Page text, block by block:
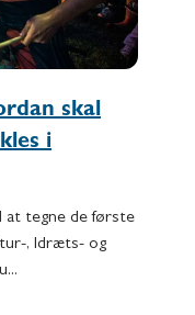
skal
i
at tegne de første
, Idræts- og